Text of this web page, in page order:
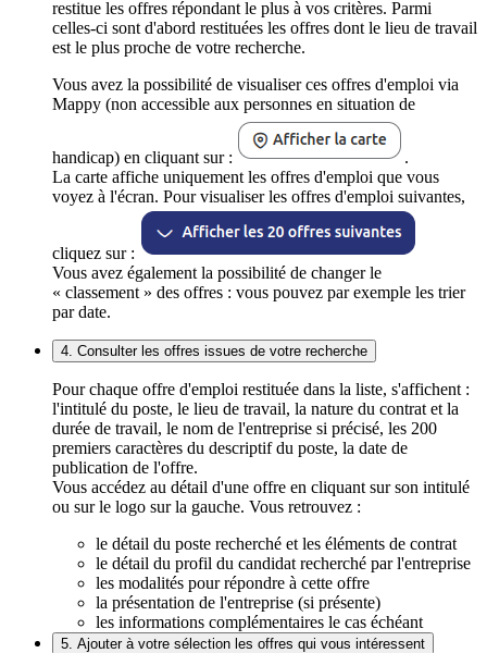
restitue les offres répondant le plus à vos critères. Parmi
celles-ci sont d'abord restituées les offres dont le lieu de travail
est le plus proche de votre recherche.
Vous avez la possibilité de visualiser ces offres d'emploi via
Mappy (non accessible aux personnes en situation de
handicap) en cliquant sur :
.
La carte affiche uniquement les offres d'emploi que vous
voyez à l'écran. Pour visualiser les offres d'emploi suivantes,
cliquez sur :
Vous avez également la possibilité de changer le
« classement » des offres : vous pouvez par exemple les trier
par date.
4. Consulter les offres issues de votre recherche
Pour chaque offre d'emploi restituée dans la liste, s'affichent :
l'intitulé du poste, le lieu de travail, la nature du contrat et la
durée de travail, le nom de l'entreprise si précisé, les 200
premiers caractères du descriptif du poste, la date de
publication de l'offre.
Vous accédez au détail d'une offre en cliquant sur son intitulé
ou sur le logo sur la gauche. Vous retrouvez :
le détail du poste recherché et les éléments de contrat
le détail du profil du candidat recherché par l'entreprise
les modalités pour répondre à cette offre
la présentation de l'entreprise (si présente)
les informations complémentaires le cas échéant
5. Ajouter à votre sélection les offres qui vous intéressent